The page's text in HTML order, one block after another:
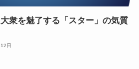
衆を魅了する「スター」の気質
日